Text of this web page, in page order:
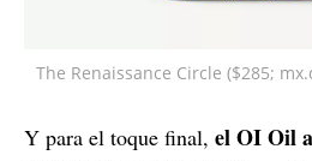
The Renaissance Circle ($285;
Y para el toque final, el OI Oil